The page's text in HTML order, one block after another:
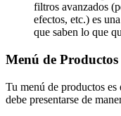
filtros avanzados
efectos, etc.) es
que saben lo que
Menú de
Tu menú de productos
debe presentarse de